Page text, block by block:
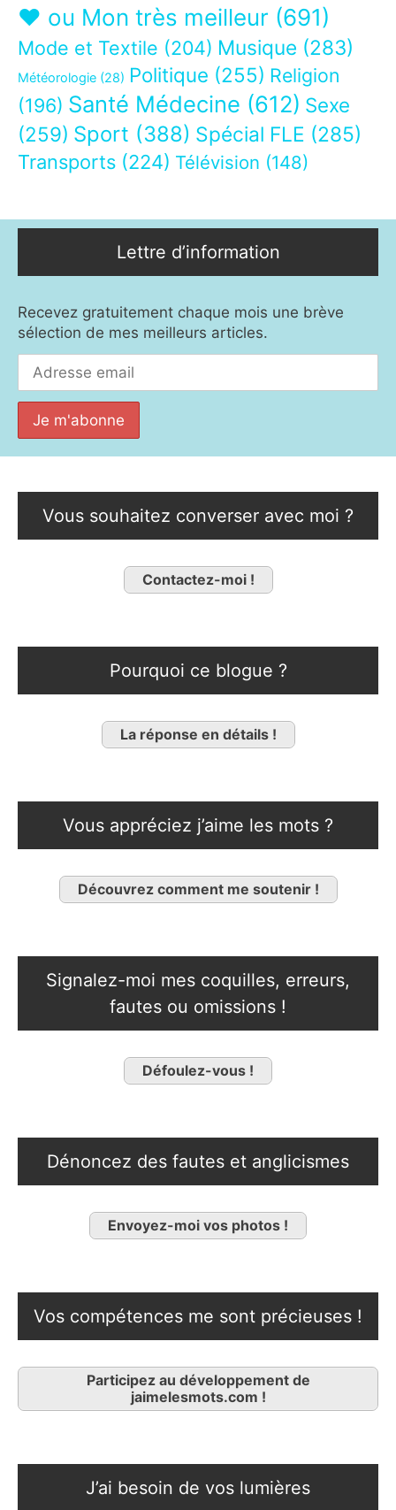
❤ ou Mon très meilleur (691)
Mode et Textile (204) Musique (283)
Météorologie (28) Politique (255) Religion
(196) Santé Médecine (612) Sexe
(259) Sport (388) Spécial FLE (285)
Transports (224) Télévision (148)
Lettre d’information
Recevez gratuitement chaque mois une brève
sélection de mes meilleurs articles.
Vous souhaitez converser avec moi ?
Contactez-moi !
Pourquoi ce blogue ?
La réponse en détails !
Vous appréciez j’aime les mots ?
Découvrez comment me soutenir !
Signalez-moi mes coquilles, erreurs,
fautes ou omissions !
Défoulez-vous !
Dénoncez des fautes et anglicismes
Envoyez-moi vos photos !
Vos compétences me sont précieuses !
Participez au développement de
jaimelesmots.com !
J’ai besoin de vos lumières